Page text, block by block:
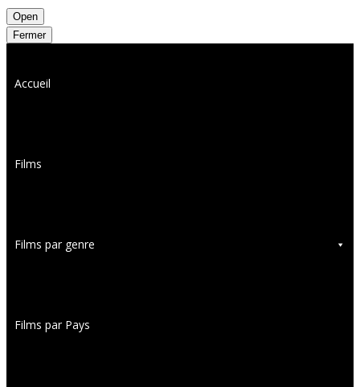
Open
Fermer
Accueil
Films
Films par genre
Films par Pays